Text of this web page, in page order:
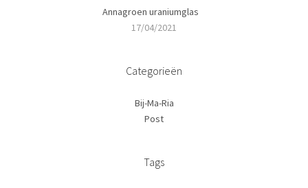
Annagroen uraniumglas
17/04/2021
Categorieën
Bij-Ma-Ria
Post
Tags